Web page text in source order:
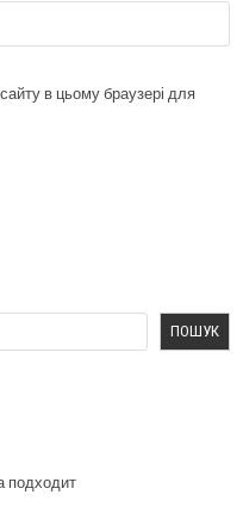
в цьому браузері для
ПОШУК
подходит